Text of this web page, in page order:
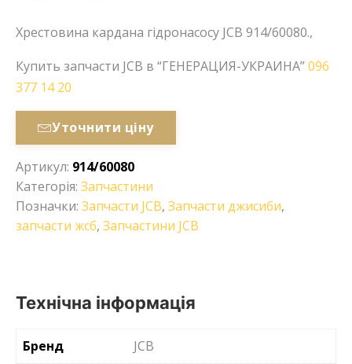
Хрестовина кардана гідронасосу JCB 914/60080.,
Купить запчасти JCB в “ГЕНЕРАЦИЯ-УКРАИНА”096
377 14 20
Уточнити ціну
Артикул: 914/60080
Категорія: Запчастини
Позначки: Запчасти JCB, Запчасти джисиби,
запчасти жсб, Запчастини JCB
Технічна інформація
Бренд
JCB